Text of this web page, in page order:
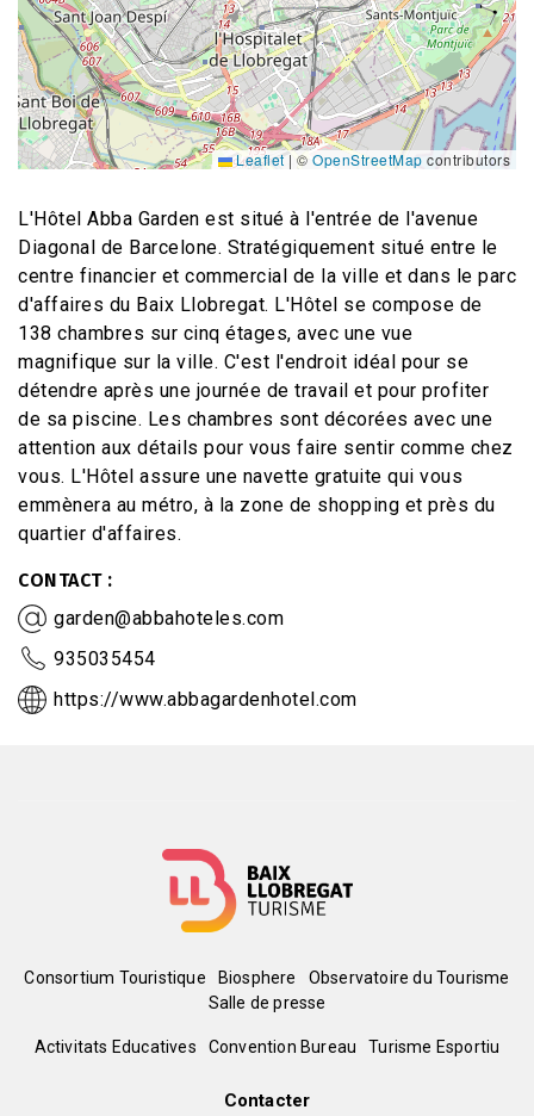
L'Hôtel Abba Garden est situé à l'entrée de l'avenue
Diagonal de Barcelone. Stratégiquement situé entre le
centre financier et commercial de la ville et dans le parc
d'affaires du Baix Llobregat. L'Hôtel se compose de
138 chambres sur cinq étages, avec une vue
magnifique sur la ville. C'est l'endroit idéal pour se
détendre après une journée de travail et pour profiter
de sa piscine. Les chambres sont décorées avec une
attention aux détails pour vous faire sentir comme chez
vous. L'Hôtel assure une navette gratuite qui vous
emmènera au métro, à la zone de shopping et près du
quartier d'affaires.
CONTACT
garden@abbahoteles.com
935035454
https://www.abbagardenhotel.com
Leaflet | © OpenStreetMap contributors
Menú
del
Consortium Touristique Biosphere
Observatoire du Tourisme
Salle de presse
Peu
Activitats Educatives Convention Bureau Turisme Esportiu
Contacter